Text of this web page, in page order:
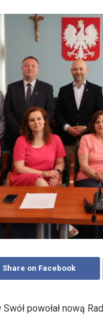
Share on Facebook
powołał nową